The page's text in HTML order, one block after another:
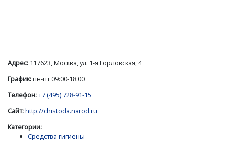
Адрес: 117623, Москва, ул. 1-я Горловская, 4
График:пн-пт 09:00-18:00
Телефон:+7 (495) 728-91-15
Сайт:http://chistoda.narod.ru
Категории:
Средства гигиены